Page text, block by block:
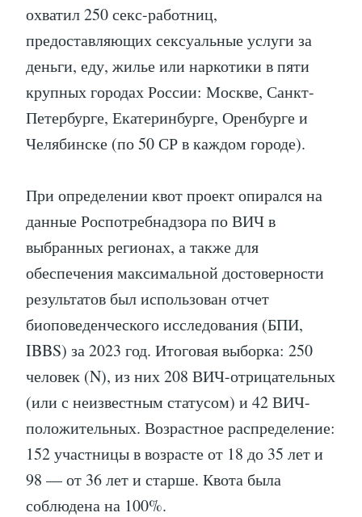
охватил 250 секс-работниц,
предоставляющих сексуальные услуги за
деньги, еду, жилье или наркотики в пяти
крупных городах России: Москве, Санкт-
Петербурге, Екатеринбурге, Оренбурге и
Челябинске (по 50 СР в каждом городе).
При определении квот проект опирался на
данные Роспотребнадзора по ВИЧ в
выбранных регионах, а также для
обеспечения максимальной достоверности
результатов был использован отчет
биоповеденческого исследования (БПИ,
IBBS) за 2023 год. Итоговая выборка: 250
человек (N), из них 208 ВИЧ-отрицательных
(или с неизвестным статусом) и 42 ВИЧ-
положительных. Возрастное распределение:
152 участницы в возрасте от 18 до 35 лет и
98 — от 36 лет и старше. Квота была
соблюдена на 100%.